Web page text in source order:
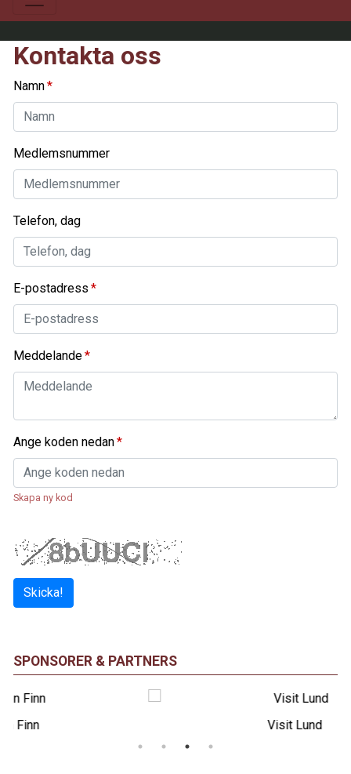
Kontakta oss
Namn
Medlemsnummer
Telefon, dag
E-postadress
Meddelande
Ange koden nedan
Skapa ny kod
Skicka!
SPONSORER & PARTNERS